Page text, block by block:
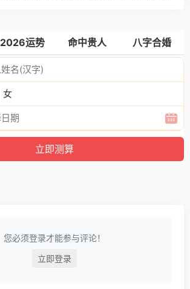
2026运势 命中贵人 八字合婚
女
您必须登录才能参与评论！
立即登录